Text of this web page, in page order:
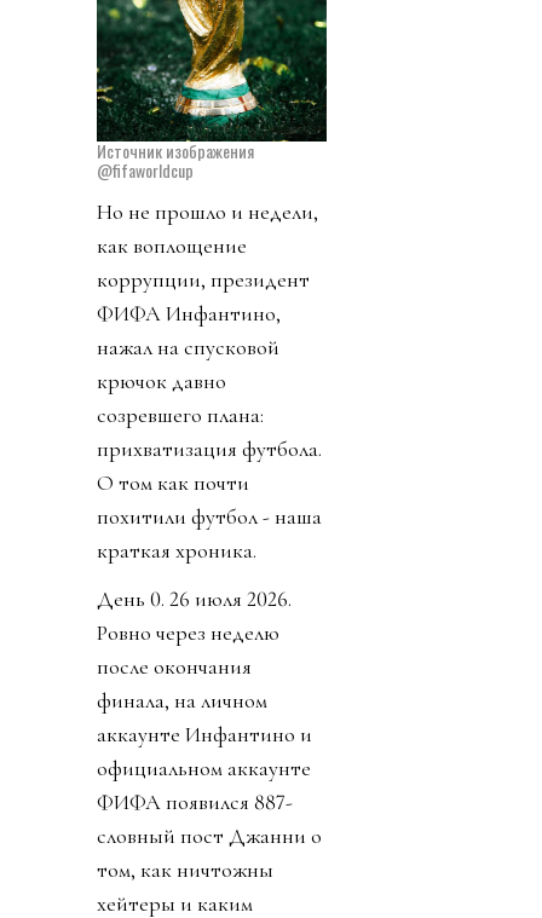
Источник изображения
@fifaworldcup
Но не прошло и недели,
как воплощение
коррупции, президент
ФИФА Инфантино,
нажал на спусковой
крючок давно
созревшего плана:
прихватизация футбола.
О том как почти
похитили футбол - наша
краткая хроника.
День 0. 26 июля 2026.
Ровно через неделю
после окончания
финала, на личном
аккаунте Инфантино и
официальном аккаунте
ФИФА появился 887-
словный пост Джанни о
том, как ничтожны
хейтеры и каким